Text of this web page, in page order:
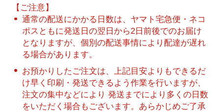
【ご注意】
通常の配送にかかる日数は、ヤマト宅急便・ネコ
ポスともに発送日の翌日から2日前後でのお届け
となりますが、個別の配送事情により配達が遅れ
る場合があります。
お預かりしたご注文は、上記目安よりもできるだ
け早く印刷・発送できるよう作業を行いますが、
注文の集中などにより 発送までにより多くの日数
をいただく場合もございます。あらかじめご了承